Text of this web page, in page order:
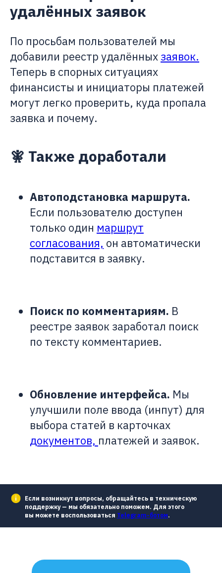
удалённых заявок
По просьбам пользователей мы
добавили реестр удалённых заявок.
Теперь в спорных ситуациях
финансисты и инициаторы платежей
могут легко проверить, куда пропала
заявка и почему.
🧚 Также доработали
Автоподстановка маршрута.
Если пользователю доступен
только один маршрут
согласования, он автоматически
подставится в заявку.
Поиск по комментариям. В
реестре заявок заработал поиск
по тексту комментариев.
Обновление интерфейса. Мы
улучшили поле ввода (инпут) для
выбора статей в карточках
документов, платежей и заявок.
Если возникнут вопросы, обращайтесь в техническую
поддержку — мы обязательно поможем. Для этого
вы можете воспользоваться Telegram-ботом.